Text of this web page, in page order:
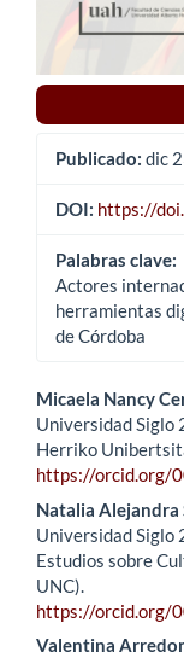
Publicado: dic
DOI: https://
Palabras clave:
Actores
herramientas
de Córdoba
principal
del
artículo
Micaela Nancy
Universidad Siglo
Herriko
https://orcid.org/
Natalia Alejandra
Universidad Siglo
Estudios sobre
UNC).
https://orcid.org/
Valentina